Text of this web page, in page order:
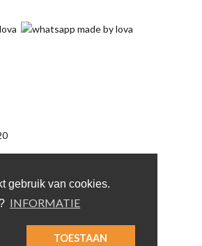
gebruik van cookies.
INFORMATIE
TOESTAAN
bestelling afhalen op afspraak)